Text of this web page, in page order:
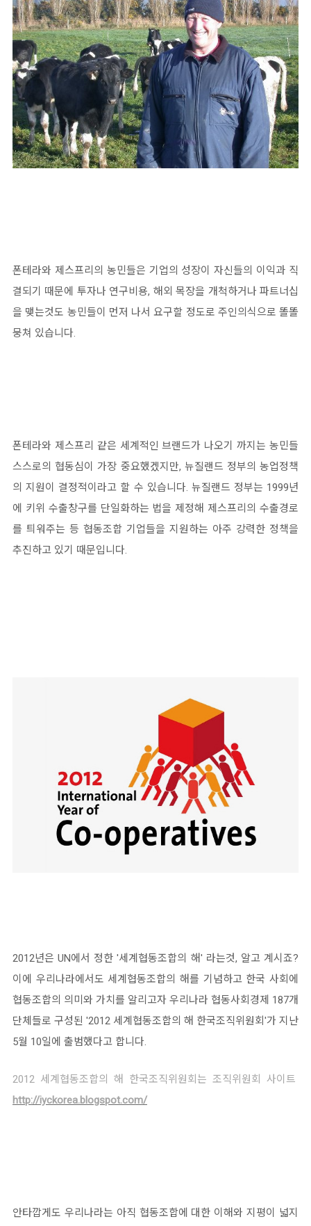
폰테라와 제스프리의 농민들은 기업의 성장이 자신들의 이익과 직
결되기 때문에 투자나 연구비용, 해외 목장을 개척하거 나 파트너십
을 맺는것도 농민들이 먼저 나서 요구할 정도로 주인의식으로 똘똘
뭉쳐 있습니다.
폰테라와 제스프리 같은 세계적인 브랜드가 나오기 까지는 농민들
스스로의 협동심이 가장 중요했겠지만, 뉴질랜드 정부의 농업정책
의 지원이 결정적이라고 할 수 있습니다. 뉴질랜드 정부는 1999년
에 키위 수출창구를 단일화하는 법을 제정해 제스프리의 수출경로
를 틔워주는 등 협동조합 기업들을 지원하는 아주 강력한 정책을
추진하고 있기 때문입니다.
2012년은 UN에서 정한 '세계협동조합의 해' 라는것, 알고 계시죠?
이에 우리나라에서도 세계협동조합의 해를 기념하고 한국 사회에
협동조합의 의미와 가치를 알리고자 우리나라 협동사회경제 187개
단체들로 구성된 '2012 세계협동조합의 해 한국조직위원회'가 지난
5월 10일에 출범했다고 합니다.
2012 세계협동조합의 해 한국조직위원회는 조직위원회 사이트
http://iyckorea.blogspot.com/
안타깝게도 우리나라는 아직 협동조합에 대한 이해와 지평이 넓지